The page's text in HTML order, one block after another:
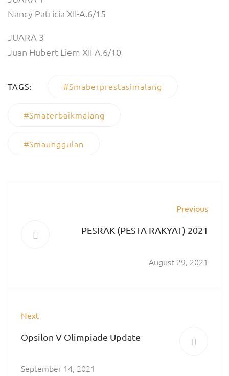
Nancy Patricia XII-A.6/15
JUARA 3
Juan Hubert Liem XII-A.6/10
TAGS: #smaberprestasimalang
#smaterbaikmalang
#smaunggulan
Previous
PESRAK (PESTA RAKYAT) 2021
August 29, 2021
Next
Opsilon V Olimpiade Update
September 14, 2021